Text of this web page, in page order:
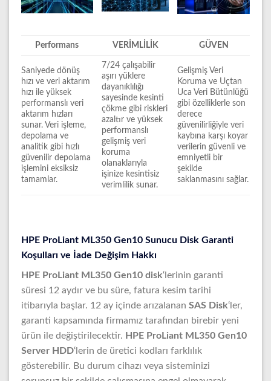
Performans VERİMLİLİK GÜVEN
Saniyede dönüş
hızı ve veri aktarım
hızı ile yüksek
performanslı veri
aktarım hızları
sunar. Veri işleme,
depolama ve
analitik gibi hızlı
güvenilir depolama
işlemini eksiksiz
tamamlar.
7/24 çalışabilir
aşırı yüklere
dayanıklılığı
sayesinde kesinti
çökme gibi riskleri
azaltır ve yüksek
performanslı
gelişmiş veri
koruma
olanaklarıyla
işinize kesintisiz
verimlilik sunar.
Gelişmiş Veri
Koruma ve Uçtan
Uca Veri Bütünlüğü
gibi özelliklerle son
derece
güvenilirliğiyle veri
kaybına karşı koyar
verilerin güvenli ve
emniyetli bir
şekilde
saklanmasını sağlar.
HPE ProLiant ML350 Gen10 Sunucu Disk Garanti
Koşulları ve İade Değişim Hakkı
HPE ProLiant ML350 Gen10 disk‘lerinin garanti
süresi 12 aydır ve bu süre, fatura kesim tarihi
itibarıyla başlar. 12 ay içinde arızalanan SAS Disk‘ler,
garanti kapsamında firmamız tarafından birebir yeni
ürün ile değiştirilecektir. HPE ProLiant ML350 Gen10
Server HDD‘lerin de üretici kodları farklılık
gösterebilir. Bu durum cihazı veya sisteminizi